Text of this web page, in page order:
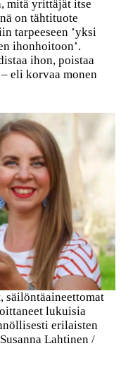
mitä yrittäjät itse
on tähtituote
tarpeeseen ’yksi
ihonhoitoon’.
ihon, poistaa
eli korvaa monen
säilöntäaineettomat
lukuisia
erilaisten
Lahtinen /